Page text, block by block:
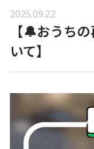
2025.09.22
【🔔おうち
いて】